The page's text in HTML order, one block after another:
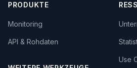
PRODUKTE
Monitoring
API & Rohdaten
Use